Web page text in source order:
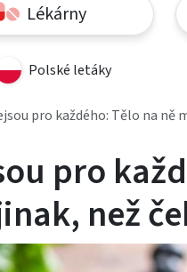
Lékárny
Polské letáky
pro každého: Tělo na ně
pro
než